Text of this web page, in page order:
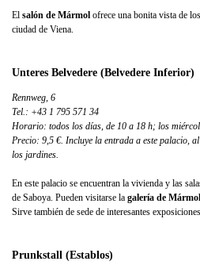
El salón de Mármol ofrece una bonita vista de
ciudad de Viena.
Unteres Belvedere (Belvedere Inferior)
Rennweg, 6
Tel.: +43 1 795 571 34
Horario: todos los días, de 10 a 18 h; los
Precio: 9,5 €. Incluye la entrada a este palacio,
los jardines.
En este palacio se encuentran la vivienda y las
de Saboya. Pueden visitarse la galería de
Sirve también de sede de interesantes
Prunkstall (Establos)